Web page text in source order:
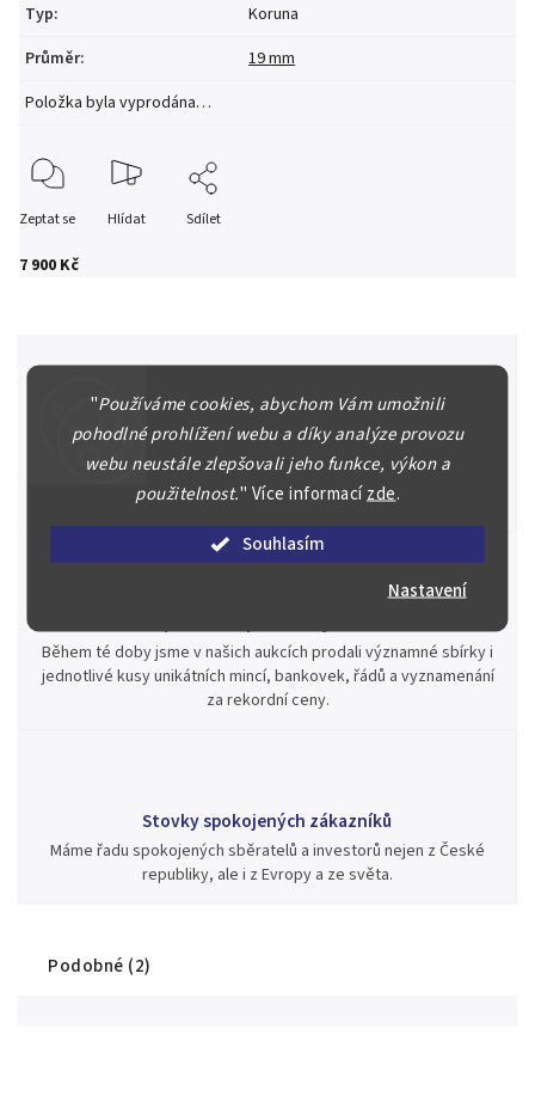
"Používáme cookies, abychom Vám umožnili
pohodlné prohlížení webu a díky analýze provozu
webu neustále zlepšovali jeho funkce, výkon a
použitelnost." Více informacízde.
Souhlasím
Nastavení
7 900 Kč
Typ:
Koruna
Průměr:
19 mm
Položka byla vyprodána…
Zeptat se Hlídat Sdílet
Špičkové služby za nejlepší ceny
Náš kolektiv specialistů a znalců se Vám bude plně věnovat.
Posoudíme kvalitu a pravost Vašeho materiálu, prodáme v naší
aukci nebo Vám poradíme kam investovat.
Během té doby jsme v našich aukcích prodali významné sbírky i
jednotlivé kusy unikátních mincí, bankovek, řádů a vyznamenání
za rekordní ceny.
Stovky spokojených zákazníků
Máme řadu spokojených sběratelů a investorů nejen z České
republiky, ale i z Evropy a ze světa.
Podobné (2)